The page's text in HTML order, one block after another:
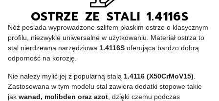
OSTRZE ZE STALI 1.4116S
Nóż posiada wyprowadzone szlifem płaskim ostrze o klasycznym
profilu, niezwykle uniwersalne w użytkowaniu. Materiał ostrza to
stal nierdzewna narzędziowa 1.4116S oferująca bardzo dobrą
odporność na korozję.
Nie należy mylić jej z popularną stalą 1.4116 (X50CrMoV15)
Zastosowana w tym modelu stal zawiera dodatki stopowe takie
jak wanad, molibden oraz azot , dzięki czemu podczas